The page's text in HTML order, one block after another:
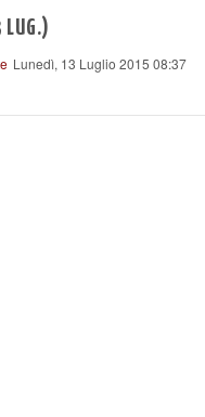
LUG.)
Lunedì, 13 Luglio 2015 08:37